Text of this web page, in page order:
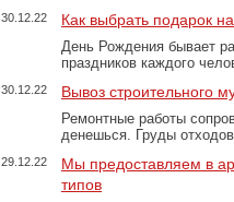
30.12.22 Как выбрать подарок
День Рождения бывает
праздников каждого
30.12.22 Вывоз строительного
Ремонтные работы
денешься. Груды
29.12.22
Мы предоставляем в
типов